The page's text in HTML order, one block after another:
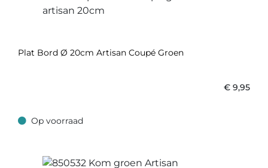
Plat Bord Ø 20cm Artisan Coupé Groen
€ 9,95
Op voorraad
Op voorraad